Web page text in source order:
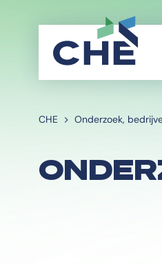
CHE Onderzoek,